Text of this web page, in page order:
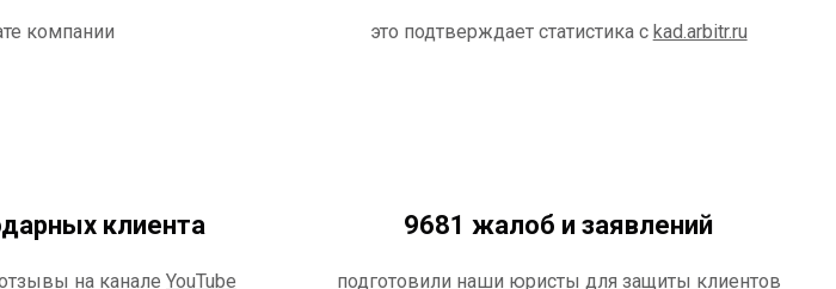
компании это подтверждает статистика с kad.arbitr.ru
клиента
на канале YouTube
9681 жалоб и заявлений
подготовили наши юристы для защиты клиентов